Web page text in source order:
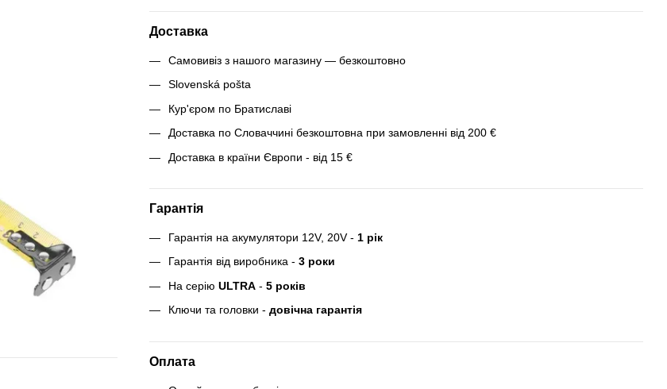
Доставка
Самовивіз з нашого магазину — безкоштовно
Slovenská pošta
Кур'єром по Братиславі
Доставка по Словаччині безкоштовна при замовленні від 200 €
Доставка в країни Європи - від 15 €
Гарантія
Гарантія на акумулятори 12V, 20V - 1 рік
Гарантія від виробника - 3 роки
На серію ULTRA - 5 років
Ключи та головки - довічна гарантія
Оплата